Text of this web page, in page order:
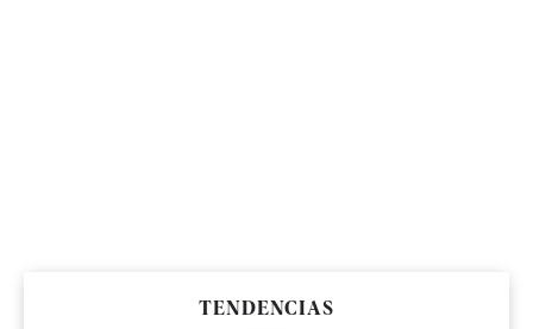
TENDENCIAS